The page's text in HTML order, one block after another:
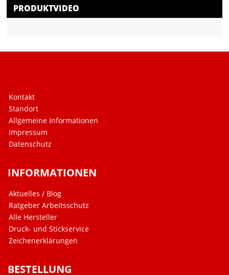
PRODUKTVIDEO
Kontakt
Standort
Allgemeine Informationen
Impressum
Datenschutz
INFORMATIONEN
Aktuelles / Blog
Ratgeber Arbeitsschutz
Alle Hersteller
Druck- und Stickservice
Zeichenerklärungen
BESTELLUNG